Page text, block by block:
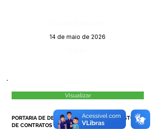
14 de maio de 2026
Visualizar
PORTARIA DE DESIGNAÇÃODOFISCALEGESTOR
DE CONTRATOS